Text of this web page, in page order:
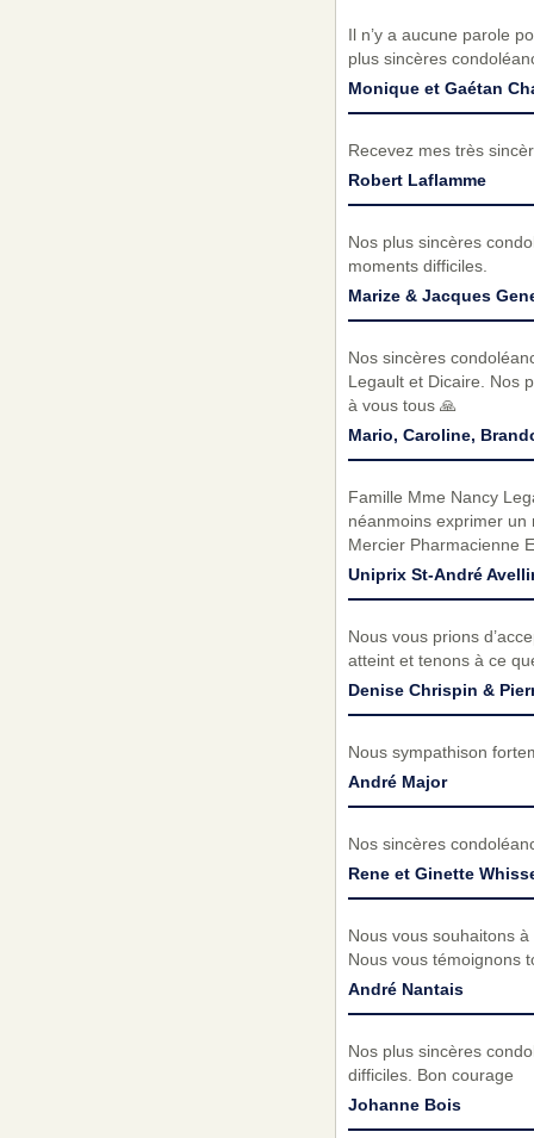
Il n’y a aucune parole
plus sincères
Monique et Gaétan
Recevez mes très
Robert Laflamme
Nos plus sincères
moments difficiles.
Marize & Jacques
Nos sincères
Legault et Dicaire. Nos
à vous tous 🙏
Mario, Caroline,
Famille Mme Nancy
néanmoins exprimer un
Mercier Pharmacienne
Uniprix St-André
Nous vous prions
atteint et tenons à ce
Denise Chrispin &
Nous sympathison
André Major
Nos sincères
Rene et Ginette
Nous vous souhaitons
Nous vous témoignons
André Nantais
Nos plus sincères
difficiles. Bon courage
Johanne Bois